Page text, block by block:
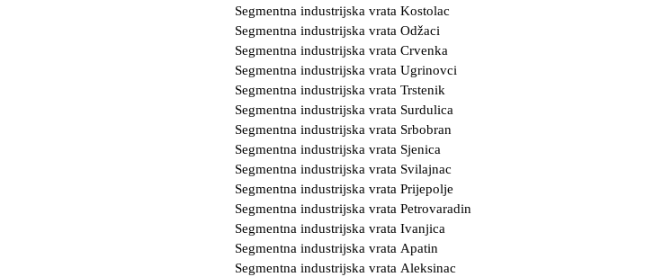
Segmentna industrijska vrata Kostolac
Segmentna industrijska vrata Odžaci
Segmentna industrijska vrata Crvenka
Segmentna industrijska vrata Ugrinovci
Segmentna industrijska vrata Trstenik
Segmentna industrijska vrata Surdulica
Segmentna industrijska vrata Srbobran
Segmentna industrijska vrata Sjenica
Segmentna industrijska vrata Svilajnac
Segmentna industrijska vrata Prijepolje
Segmentna industrijska vrata Petrovaradin
Segmentna industrijska vrata Ivanjica
Segmentna industrijska vrata Apatin
Segmentna industrijska vrata Aleksinac